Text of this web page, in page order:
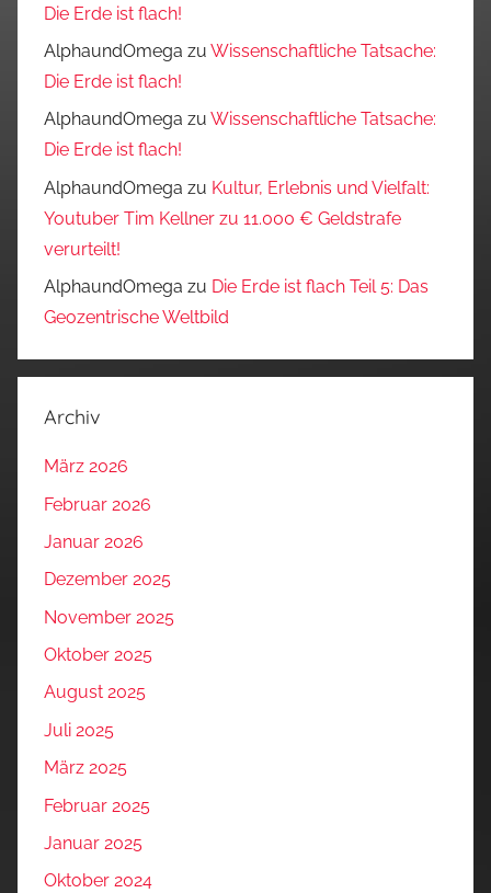
Die Erde ist flach!
AlphaundOmega zu Wissenschaftliche Tatsache:
Die Erde ist flach!
AlphaundOmega zu Wissenschaftliche Tatsache:
Die Erde ist flach!
AlphaundOmega zu Kultur, Erlebnis und Vielfalt:
Youtuber Tim Kellner zu 11.000 € Geldstrafe
verurteilt!
AlphaundOmega zu Die Erde ist flach Teil 5: Das
Geozentrische Weltbild
Archiv
März 2026
Februar 2026
Januar 2026
Dezember 2025
November 2025
Oktober 2025
August 2025
Juli 2025
März 2025
Februar 2025
Januar 2025
Oktober 2024